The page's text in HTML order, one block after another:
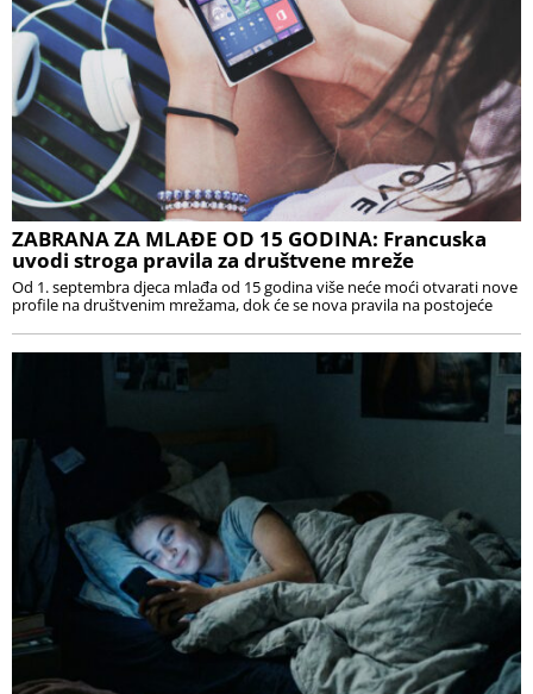
ZABRANA ZA MLAĐE OD 15 GODINA: Francuska
uvodi stroga pravila za društvene mreže
Od 1. septembra djeca mlađa od 15 godina više neće moći otvarati nove
profile na društvenim mrežama, dok će se nova pravila na postojeće